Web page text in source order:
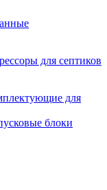
для септиков
для
блоки